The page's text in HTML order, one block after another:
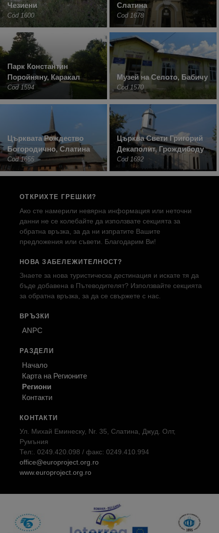
Чезиени
Cod 1600
Слатина
Cod 1678
Парк Константин
Поройняну, Каракал
Cod 1594
Музей на Селото, Бабичу
Cod 1570
Църквата Рождество
Богородично, Слатина
Cod 1655
Църква Свети Григорий
Декаполит, Грождибоду
Cod 1692
ОТКРИХТЕ ГРЕШКИ?
Ако сте намерили невярна информация или неточни
данни не се колебайте да използвате секцията за
обратна връзка, за да ни изпратите Вашите
предложения или съвети. Благодарим Ви!
НОВА ЗАБЕЛЕЖИТЕЛНОСТ?
Знаете за нова туристическа дестинация и искате тя да
бъде добавена в Пътеводителят? Използвайте секцията
за обратна връзка, за да се свържете с нас.
ВРЪЗКИ
ANPC
РАЗДЕЛИ
Начало
Карта на Регионите
Региони
Контакти
КОНТАКТИ
Ул. Михай Еминеску, Nr. 35, Слатина, Джуд. Олт,
Румъния
Тел:. 0249.420.098 / факс: 0249.410.994
office@europroject.org.ro
www.europroject.org.ro